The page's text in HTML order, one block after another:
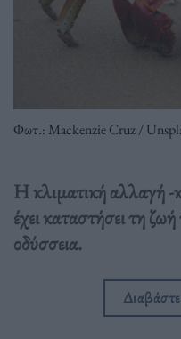
Φωτ.: Μackenzie Cruz /
Η κλιματική αλλαγή -
έχει καταστήσει τη
οδύσσεια.